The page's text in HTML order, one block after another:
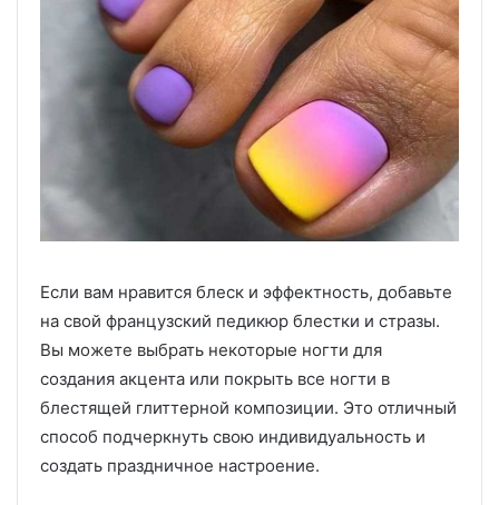
Если вам нравится блеск и эффектность, добавьте
на свой французский педикюр блестки и стразы.
Вы можете выбрать некоторые ногти для
создания акцента или покрыть все ногти в
блестящей глиттерной композиции. Это отличный
способ подчеркнуть свою индивидуальность и
создать праздничное настроение.